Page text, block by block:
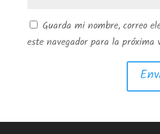
Guarda mi nombre, correo
este navegador para la próxima